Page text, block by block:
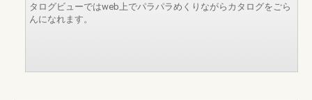
タログビューではweb上でパラパラめくりながらカタログをごら
んになれます。